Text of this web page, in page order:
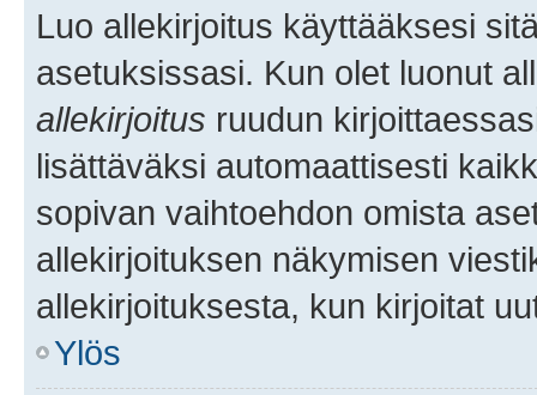
Luo allekirjoitus käyttääksesi
asetuksissasi. Kun olet luonut
allekirjoitus ruudun
lisättäväksi automaattisesti
sopivan vaihtoehdon omista
allekirjoituksen näkymisen
allekirjoituksesta, kun kirjoitat
Ylös